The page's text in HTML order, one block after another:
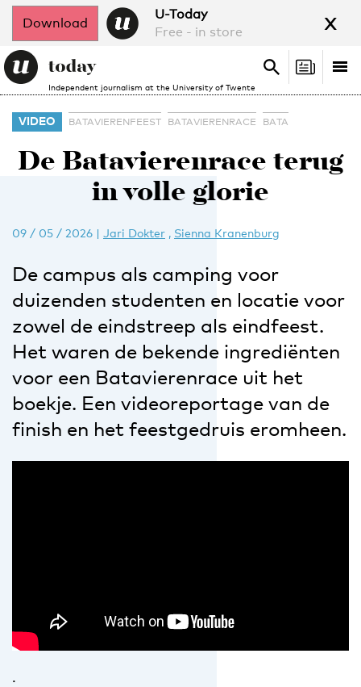
Download
U-Today
Free - in store
x
Independent journalism at the University of Twente
Search
Search
VIDEO BATAVIERENFEEST BATAVIERENRACE BATA
De Batavierenrace terug
in volle glorie
09 / 05 / 2026 | Jari Dokter , Sienna Kranenburg
De campus als camping voor
duizenden studenten en locatie voor
zowel de eindstreep als eindfeest.
Het waren de bekende ingrediënten
voor een Batavierenrace uit het
boekje. Een videoreportage van de
finish en het feestgedruis eromheen.
.